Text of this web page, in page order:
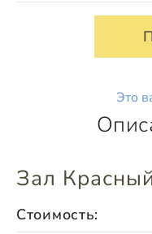
Это
Зал Красный
Стоимость: